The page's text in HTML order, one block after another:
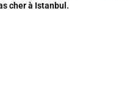
cher à Istanbul.